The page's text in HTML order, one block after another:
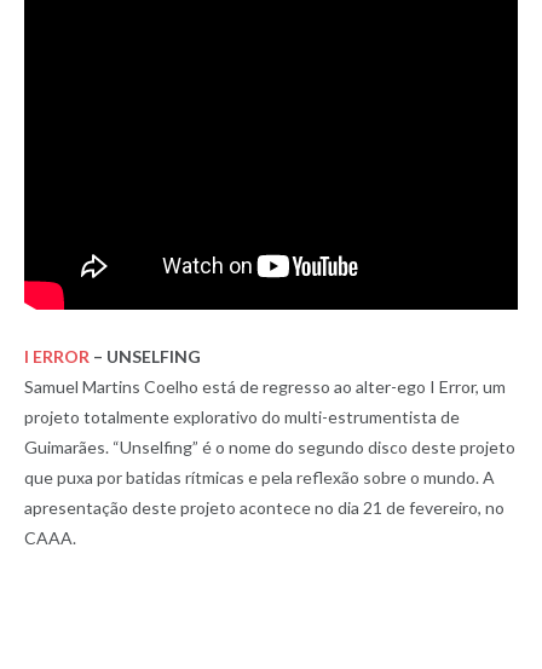
I ERROR – UNSELFING
Samuel Martins Coelho está de regresso ao alter-ego I Error, um
projeto totalmente explorativo do multi-estrumentista de
Guimarães. “Unselfing” é o nome do segundo disco deste projeto
que puxa por batidas rítmicas e pela reflexão sobre o mundo. A
apresentação deste projeto acontece no dia 21 de fevereiro, no
CAAA.